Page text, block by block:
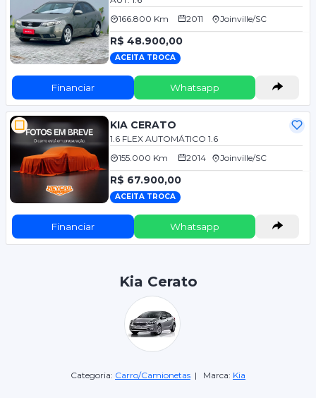
166.800 Km
2011 Joinville/SC
R$ 48.900,00
ACEITA TROCA
Financiar Whatsapp
KIA CERATO
1.6 FLEX AUTOMÁTICO 1.6
155.000 Km
2014 Joinville/SC
R$ 67.900,00
ACEITA TROCA
Financiar Whatsapp
Kia Cerato
Categoria: Carro/Camionetas | Marca: Kia